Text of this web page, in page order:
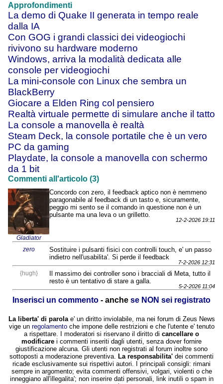
Approfondimenti
La demo di Quake II generata in tempo reale
dalla IA
Con GOG i grandi classici dei videogiochi
rivivono su hardware moderno
Windows, arriva la modalità dedicata alle
console per videogiochi
La mini-console con Linux che sembra un
BlackBerry
Giocare a Elden Ring col pensiero
Realtà virtuale permette di simulare anche il tatto
La console a manovella è realtà
Steam Deck, la console portatile che è un vero
PC da gaming
Playdate, la console a manovella con schermo
da 1 bit
Commenti all'articolo (3)
Gladiator
Concordo con zero, il feedback aptico non è nemmeno
paragonabile al feedback di un tasto e, sicuramente,
peggio mi sento se il comando in questione non è un
pulsante ma una leva o un grilletto.
12-2-2026 19:11
zero
Sostituire i pulsanti fisici con controlli touch, e' un passo
indietro nell'usabilita'. Si perde il feedback
7-2-2026 12:31
{hugh}
Il massimo dei controller sono i bracciali di Meta, tutto il
resto è un tentativo di stare a galla.
5-2-2026 11:04
Inserisci un commento - anche se NON sei registrato
La liberta' di parolae' un diritto inviolabile, ma nei forum di Zeus News
vige un regolamentoche impone delle restrizioni e che l'utente e' tenuto
a rispettare. I moderatori si riservano il diritto di cancellare o
modificare i commenti inseriti dagli utenti, senza dover fornire
giustificazione alcuna. Gli utenti non registrati al forum inoltre sono
sottoposti a moderazione preventiva. La responsabilita' dei commenti
ricade esclusivamente sui rispettivi autori. I principali consigli: rimani
sempre in argomento; evita commenti offensivi, volgari, violenti o che
inneggiano all'illegalita'; non inserire dati personali, link inutili o spam in